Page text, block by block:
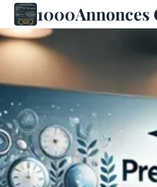
1000Annonces